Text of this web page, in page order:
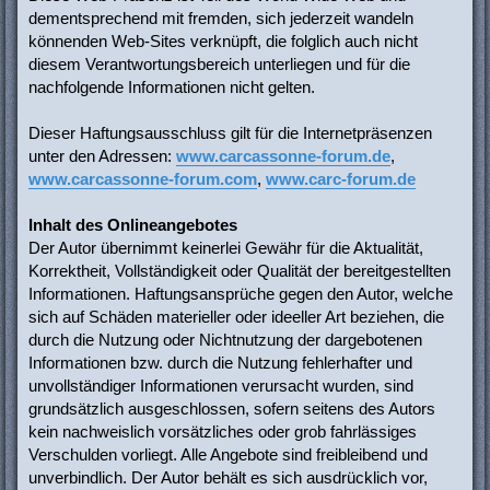
dementsprechend mit fremden, sich jederzeit wandeln
könnenden Web-Sites verknüpft, die folglich auch nicht
diesem Verantwortungsbereich unterliegen und für die
nachfolgende Informationen nicht gelten.
Dieser Haftungsausschluss gilt für die Internetpräsenzen
unter den Adressen: www.carcassonne-forum.de,
www.carcassonne-forum.com, www.carc-forum.de
Inhalt des Onlineangebotes
Der Autor übernimmt keinerlei Gewähr für die Aktualität,
Korrektheit, Vollständigkeit oder Qualität der bereitgestellten
Informationen. Haftungsansprüche gegen den Autor, welche
sich auf Schäden materieller oder ideeller Art beziehen, die
durch die Nutzung oder Nichtnutzung der dargebotenen
Informationen bzw. durch die Nutzung fehlerhafter und
unvollständiger Informationen verursacht wurden, sind
grundsätzlich ausgeschlossen, sofern seitens des Autors
kein nachweislich vorsätzliches oder grob fahrlässiges
Verschulden vorliegt. Alle Angebote sind freibleibend und
unverbindlich. Der Autor behält es sich ausdrücklich vor,